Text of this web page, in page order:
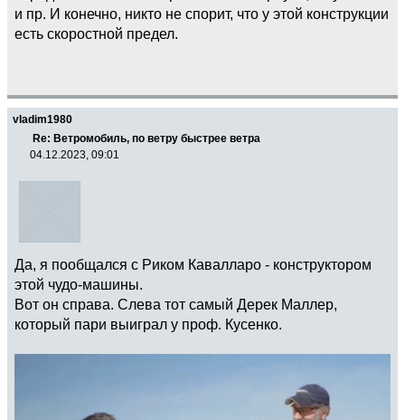
и пр. И конечно, никто не спорит, что у этой конструкции
есть скоростной предел.
vladim1980
Re: Ветромобиль, по ветру быстрее ветра
04.12.2023, 09:01
Да, я пообщался с Риком Кавалларо - конструктором
этой чудо-машины.
Вот он справа. Слева тот самый Дерек Маллер,
который пари выиграл у проф. Кусенко.